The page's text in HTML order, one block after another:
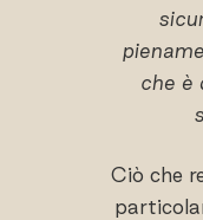
che è
Ciò che